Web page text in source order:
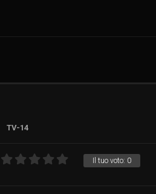
TV-14
Il tuo voto: 0